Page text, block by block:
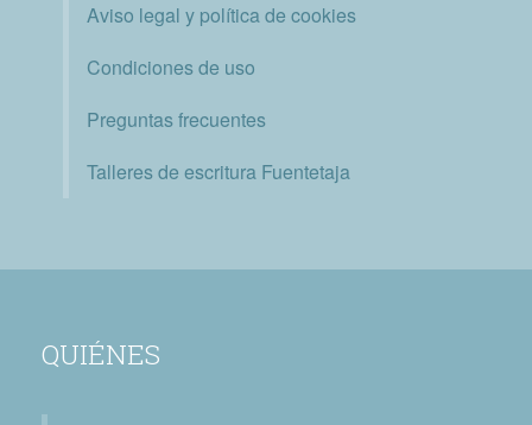
Aviso legal y política de cookies
Condiciones de uso
Preguntas frecuentes
Talleres de escritura Fuentetaja
QUIÉNES